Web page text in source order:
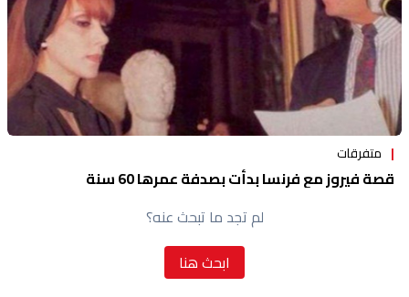
متفرقات
قصة فيروز مع فرنسا بدأت بصدفة عمرها 60 سنة
لم تجد ما تبحث عنه؟
ابحث هنا